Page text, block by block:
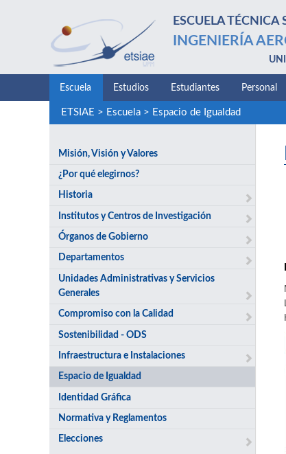
ESCUELA TÉCNICA
INGENIERÍA
Escuela Estudios Estudiantes Personal
ETSIAE > Escuela> Espacio de Igualdad
Misión, Visión y Valores
¿Por qué elegirnos?
Historia
Institutos y Centros de Investigación
Órganos de Gobierno
Departamentos
Unidades Administrativas y Servicios
Generales
Compromiso con la Calidad
Sostenibilidad - ODS
Infraestructura e Instalaciones
Espacio de Igualdad
Identidad Gráfica
Normativa y Reglamentos
Elecciones